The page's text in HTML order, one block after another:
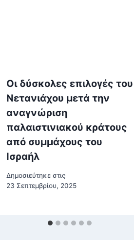
Οι δύσκολες επιλογές του
Νετανιάχου μετά την
αναγνώριση
παλαιστινιακού κράτους
από συμμάχους του
Ισραήλ
Δημοσιεύτηκε στις
23 Σεπτεμβρίου, 2025